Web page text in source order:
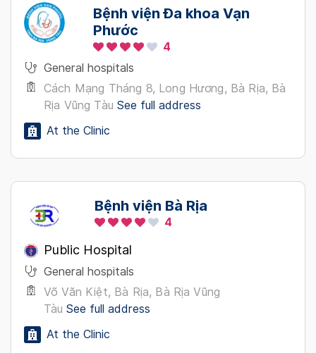
Bệnh viện Đa khoa Vạn
Phước
4
General hospitals
Cách Mạng Tháng 8, Long Hương, Bà Rịa, Bà
Rịa Vũng Tàu See full address
At the Clinic
Bệnh viện Bà Rịa
4
Public Hospital
General hospitals
Võ Văn Kiệt, Bà Rịa, Bà Rịa Vũng
Tàu See full address
At the Clinic